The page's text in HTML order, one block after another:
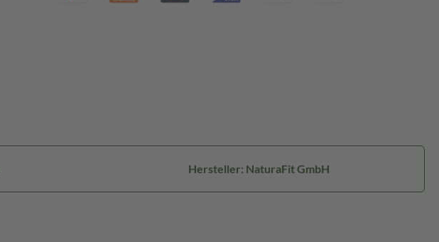
Hersteller: NaturaFit GmbH